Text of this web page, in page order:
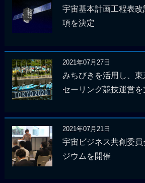
宇宙基本計画工程表
項を決定
2021年07月27日
みちびきを活用し、
セーリング競技運営を
2021年07月21日
宇宙ビジネス共創委
ジウムを開催